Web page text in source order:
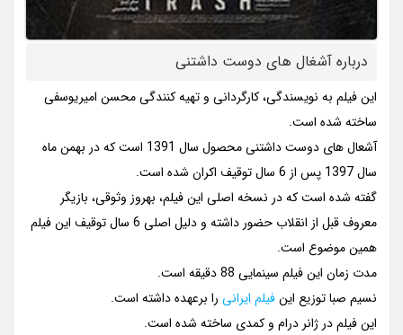
درباره آشغال های دوست داشتنی
این فیلم به نویسندگی، کارگردانی و تهیه کنندگی محسن امیریوسفی
ساخته شده است.
آشعال های دوست داشتنی محصول سال 1391 است که در بهمن ماه
سال 1397 پس از 6 سال توقیف اکران شده است.
گفته شده است که در نسخه اصلی این فیلم، بهروز وثوقی، بازیگر
معروف قبل از انقلاب حضور داشته و دلیل اصلی 6 سال توقیف این فیلم
همین موضوع است.
مدت زمان این فیلم سینمایی 88 دقیقه است.
نسیم صبا توزیع اینفیلم ایرانی را برعهده داشته است.
این فیلم در ژانر درام و کمدی ساخته شده است.